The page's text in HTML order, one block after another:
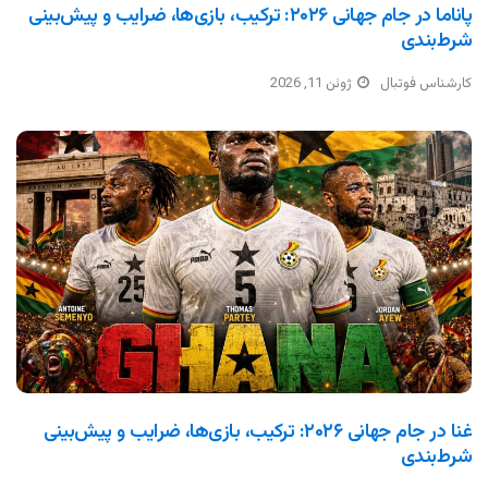
پاناما در جام جهانی ۲۰۲۶: ترکیب، بازی‌ها، ضرایب و پیش‌بینی
شرط‌بندی
کارشناس فوتبال ژوئن 11, 2026
غنا در جام جهانی ۲۰۲۶: ترکیب، بازی‌ها، ضرایب و پیش‌بینی
شرط‌بندی